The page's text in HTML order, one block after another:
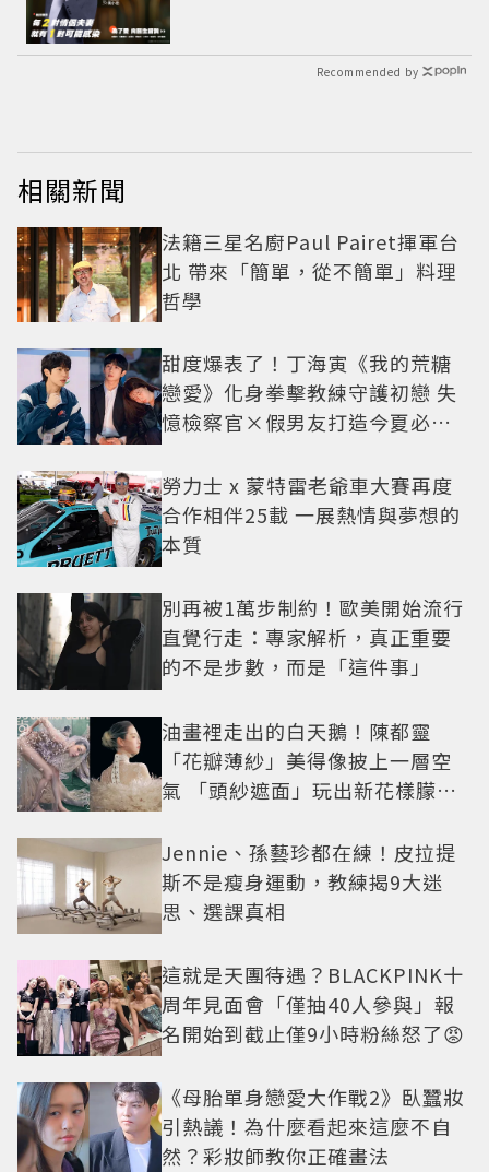
Recommended by
相關新聞
法籍三星名廚Paul Pairet揮軍台
北 帶來「簡單，從不簡單」料理
哲學
甜度爆表了！丁海寅《我的荒糖
戀愛》化身拳擊教練守護初戀 失
憶檢察官×假男友打造今夏必看
勞力士 x 蒙特雷老爺車大賽再度
合作相伴25載 一展熱情與夢想的
本質
別再被1萬步制約！歐美開始流行
直覺行走：專家解析，真正重要
的不是步數，而是「這件事」
油畫裡走出的白天鵝！陳都靈
「花瓣薄紗」美得像披上一層空
氣 「頭紗遮面」玩出新花樣朦朧
Jennie、孫藝珍都在練！皮拉提
斯不是瘦身運動，教練揭9大迷
思、選課真相
這就是天團待遇？BLACKPINK十
周年見面會「僅抽40人參與」報
名開始到截止僅9小時粉絲怒了😡
《母胎單身戀愛大作戰2》臥蠶妝
引熱議！為什麼看起來這麼不自
然？彩妝師教你正確畫法